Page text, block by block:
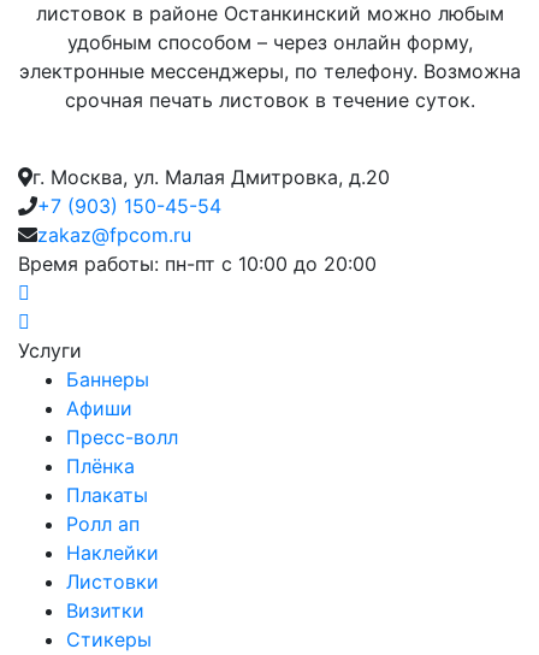
листовок в районе Останкинский можно любым
удобным способом – через онлайн форму,
электронные мессенджеры, по телефону. Возможна
срочная печать листовок в течение суток.
г. Москва, ул. Малая Дмитровка, д.20
+7 (903) 150-45-54
zakaz@fpcom.ru
Время работы: пн-пт с 10:00 до 20:00
Услуги
Баннеры
Афиши
Пресс-волл
Плёнка
Плакаты
Ролл ап
Наклейки
Листовки
Визитки
Стикеры